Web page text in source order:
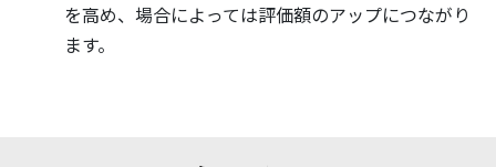
を高め、場合によっては評価額のアップにつながり
ます。